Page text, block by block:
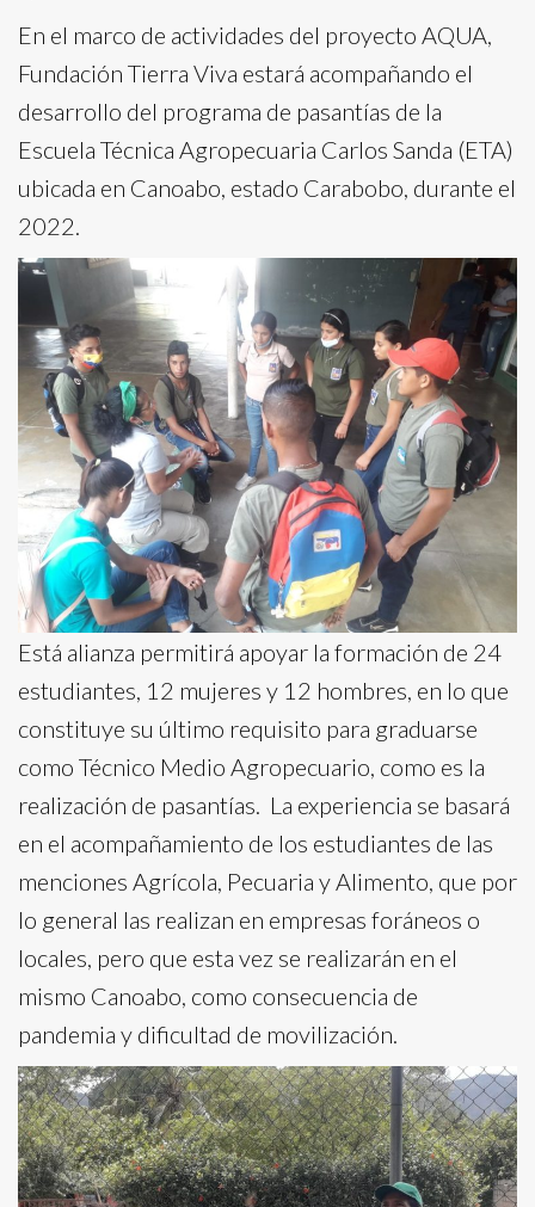
En el marco de actividades del proyecto AQUA,
Fundación Tierra Viva estará acompañando el
desarrollo del programa de pasantías de la
Escuela Técnica Agropecuaria Carlos Sanda (ETA)
ubicada en Canoabo, estado Carabobo, durante el
2022.
Está alianza permitirá apoyar la formación de 24
estudiantes, 12 mujeres y 12 hombres, en lo que
constituye su último requisito para graduarse
como Técnico Medio Agropecuario, como es la
realización de pasantías. La experiencia se basará
en el acompañamiento de los estudiantes de las
menciones Agrícola, Pecuaria y Alimento, que por
lo general las realizan en empresas foráneos o
locales, pero que esta vez se realizarán en el
mismo Canoabo, como consecuencia de
pandemia y dificultad de movilización.